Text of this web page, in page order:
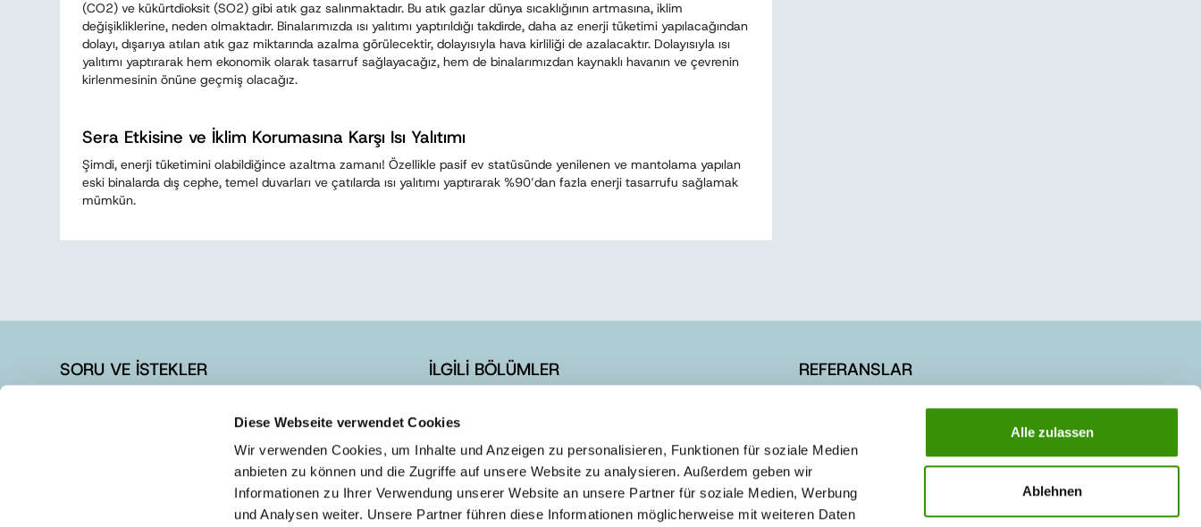
Diese Webseite verwendet Cookies
Wir verwenden Cookies, um Inhalte und Anzeigen zu personalisieren, Funktionen für soziale Medien
anbieten zu können und die Zugriffe auf unsere Website zu analysieren. Außerdem geben wir
Informationen zu Ihrer Verwendung unserer Website an unsere Partner für soziale Medien, Werbung
und Analysen weiter. Unsere Partner führen diese Informationen möglicherweise mit weiteren Daten
Alle zulassen
Ablehnen
(CO2) ve kükürtdioksit (SO2) gibi atık gaz salınmaktadır. Bu atık gazlar dünya sıcaklığının artmasına, iklim
değişikliklerine, neden olmaktadır. Binalarımızda ısı yalıtımı yaptırıldığı takdirde, daha az enerji tüketimi yapılacağından
dolayı, dışarıya atılan atık gaz miktarında azalma görülecektir, dolayısıyla hava kirliliği de azalacaktır. Dolayısıyla ısı
yalıtımı yaptırarak hem ekonomik olarak tasarruf sağlayacağız, hem de binalarımızdan kaynaklı havanın ve çevrenin
kirlenmesinin önüne geçmiş olacağız.
Sera Etkisine ve İklim Korumasına Karşı Isı Yalıtımı
Şimdi, enerji tüketimini olabildiğince azaltma zamanı! Özellikle pasif ev statüsünde yenilenen ve mantolama yapılan
eski binalarda dış cephe, temel duvarları ve çatılarda ısı yalıtımı yaptırarak %90’dan fazla enerji tasarrufu sağlamak
mümkün.
SORU VE İSTEKLER
İLGİLİ BÖLÜMLER
E-BÜLTEN ÜYELİK
REFERANSLAR